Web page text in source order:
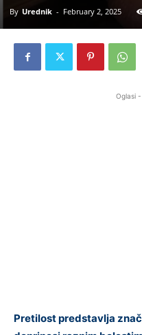
By Urednik - February 2, 2025
Oglasi
Pretilost predstavlja